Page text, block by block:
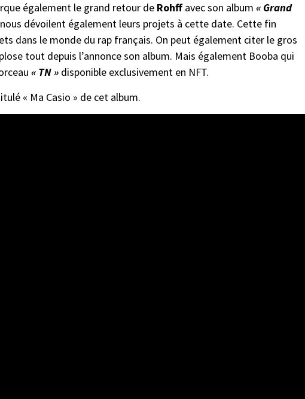
également le grand retour de Rohffavec son album « Grand
nous dévoilent également leurs projets à cette date. Cette fin
dans le monde du rap français. On peut également citer le gros
tout depuis l’annonce son album. Mais également Booba qui
« TN » disponible exclusivement en NFT.
« Ma Casio » de cet album.